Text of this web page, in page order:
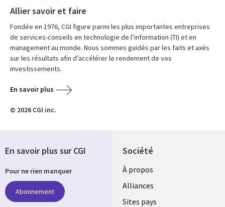
Allier savoir et faire
Fondée en 1976, CGI figure parmi les plus importantes entreprises
de services-conseils en technologie de l’information (TI) et en
management au monde. Nous sommes guidés par les faits et axés
sur les résultats afin d’accélérer le rendement de vos
investissements.
En savoir plus
© 2026 CGI inc.
Société
À propos
Alliances
Sites pays
En savoir plus sur CGI
Pour ne rien manquer
Abonnement